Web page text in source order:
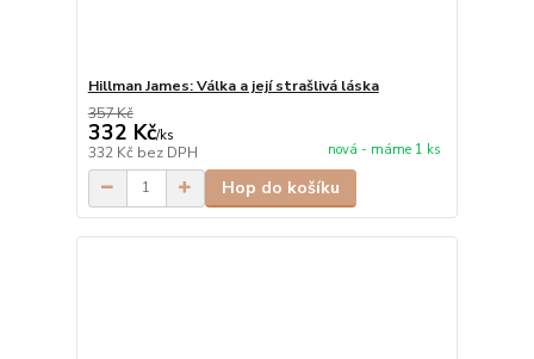
Hillman James: Válka a její strašlivá láska
357 Kč
332 Kč/ks
332 Kč bez DPH nová - máme 1 ks
Hop do košíku